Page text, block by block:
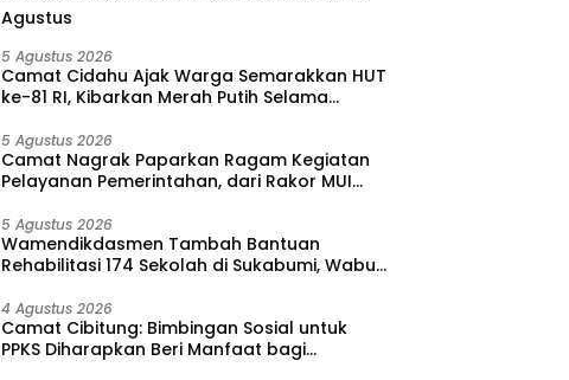
5 Agustus 2026
Camat Cidahu Ajak Warga Semarakkan HUT
ke-81 RI, Kibarkan Merah Putih Selama
5 Agustus 2026
Camat Nagrak Paparkan Ragam Kegiatan
Pelayanan Pemerintahan, dari Rakor MUI
5 Agustus 2026
Wamendikdasmen Tambah Bantuan
Rehabilitasi 174 Sekolah di Sukabumi, Wabup
Pendidikan
4 Agustus 2026
Camat Cibitung: Bimbingan Sosial untuk
PPKS Diharapkan Beri Manfaat bagi